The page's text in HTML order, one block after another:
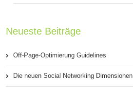
Neueste Beiträge
Off-Page-Optimierung Guidelines
Die neuen Social Networking Dimensionen